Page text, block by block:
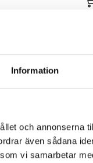
Information
och annonserna
även sådana
vi samarbetar
i favoriter